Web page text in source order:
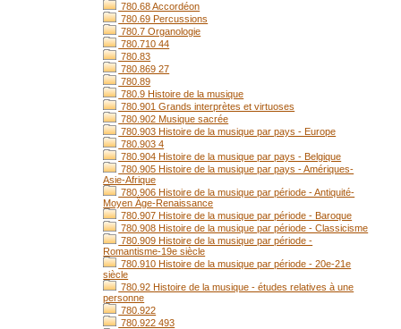
780.68 Accordéon
780.69 Percussions
780.7 Organologie
780.710 44
780.83
780.869 27
780.89
780.9 Histoire de la musique
780.901 Grands interprètes et virtuoses
780.902 Musique sacrée
780.903 Histoire de la musique par pays - Europe
780.903 4
780.904 Histoire de la musique par pays - Belgique
780.905 Histoire de la musique par pays - Amériques-
Asie-Afrique
780.906 Histoire de la musique par période - Antiquité-
Moyen Âge-Renaissance
780.907 Histoire de la musique par période - Baroque
780.908 Histoire de la musique par période - Classicisme
780.909 Histoire de la musique par période -
Romantisme-19e siècle
780.910 Histoire de la musique par période - 20e-21e
siècle
780.92 Histoire de la musique - études relatives à une
personne
780.922
780.922 493